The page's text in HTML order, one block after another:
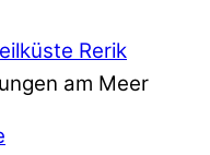
am Meer